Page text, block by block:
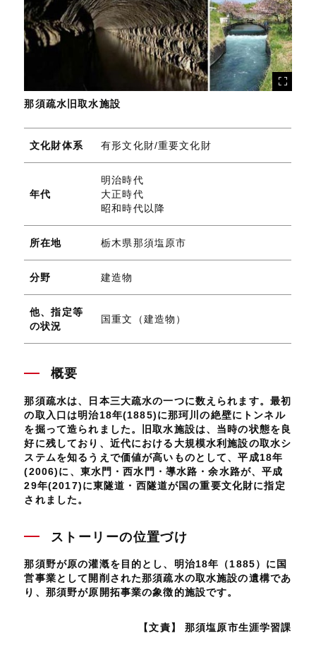
那須疏水旧取水施設
文化財体系 有形文化財/重要文化財
年代
明治時代
大正時代
昭和時代以降
所在地 栃木県那須塩原市
分野 建造物
他、指定等
の状況
国重文（建造物）
概要
那須疏水は、日本三大疏水の一つに数えられます。最初
の取入口は明治18年(1885)に那珂川の絶壁にトンネル
を掘って造られました。旧取水施設は、当時の状態を良
好に残しており、近代における大規模水利施設の取水シ
ステムを知るうえで価値が高いものとして、平成18年
(2006)に、東水門・西水門・導水路・余水路が、平成
29年(2017)に東隧道・西隧道が国の重要文化財に指定
されました。
ストーリーの位置づけ
那須野が原の灌漑を目的とし、明治18年（1885）に国
営事業として開削された那須疏水の取水施設の遺構であ
り、那須野が原開拓事業の象徴的施設です。
【文責】 那須塩原市生涯学習課